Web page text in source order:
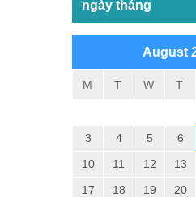
ngày tháng
August
M T W T
3
4 5 6
10
11 12 13
17
18 19 20